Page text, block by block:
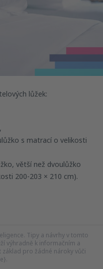
lůžek:
s matrací o velikosti
větší než dvoulůžko
200-203 × 210 cm).
Tipy a návrhy v tomto
výhradně k informačním a
pro žádné nároky vůči